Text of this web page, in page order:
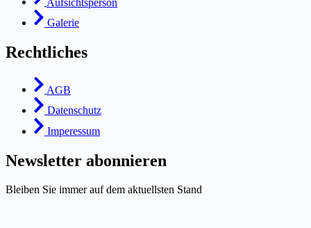
Galerie
Rechtliches
AGB
Datenschutz
Imperessum
Newsletter abonnieren
Bleiben Sie immer auf dem aktuellsten Stand